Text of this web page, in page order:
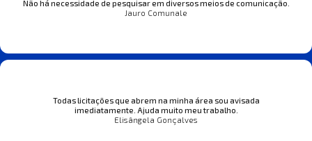
Não há necessidade de pesquisar em diversos meios de comunicação.
Jauro Comunale
Todas licitações que abrem na minha área sou avisada
imediatamente. Ajuda muito meu trabalho.
Elisângela Gonçalves